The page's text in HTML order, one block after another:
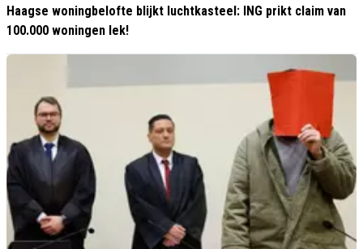
Haagse woningbelofte blijkt luchtkasteel: ING prikt claim van
100.000 woningen lek!